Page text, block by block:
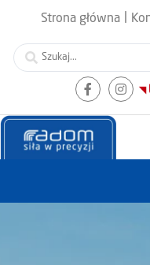
Strona główna